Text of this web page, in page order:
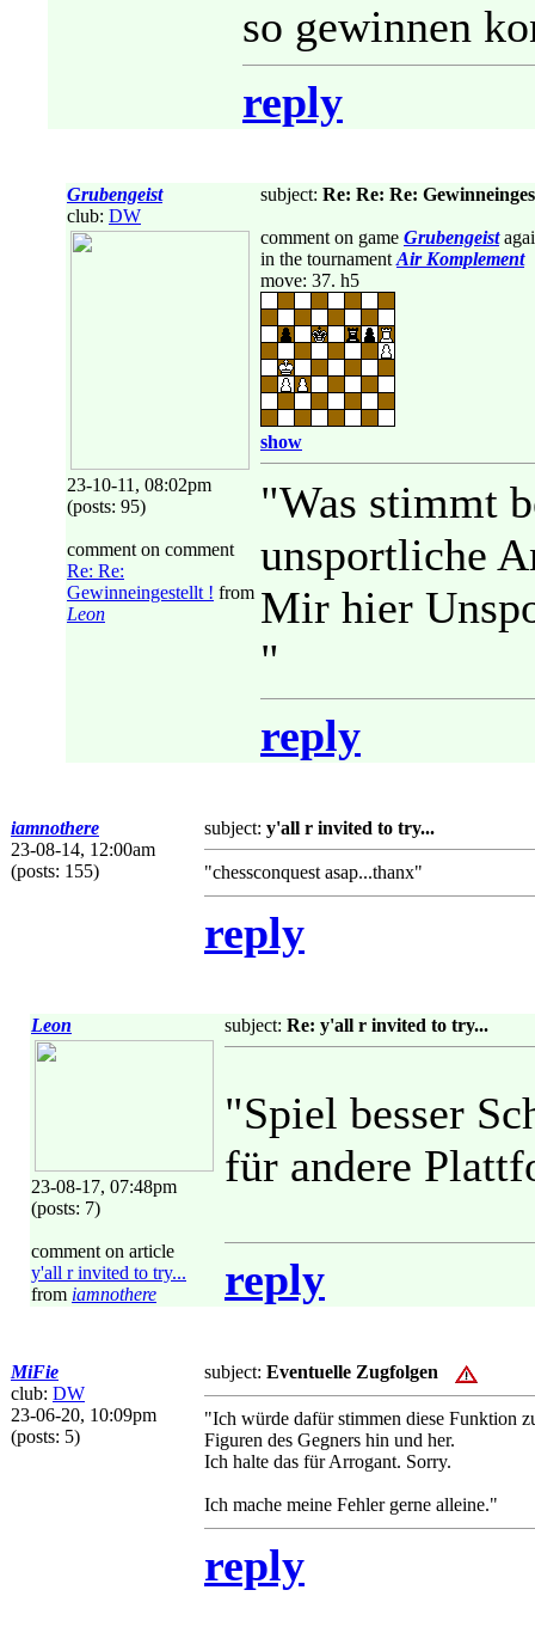
so gewinnen
reply
Grubengeist
club: DW
23-10-11, 08:02pm
(posts: 95)
comment on comment
Re: Re:
Gewinneingestellt ! from
Leon
subject: Re: Re: Re:
comment on game Grubengeist
in the tournament Air Komplement
move: 37. h5
show
"Was stimmt
unsportliche
Mir hier
"
reply
iamnothere
23-08-14, 12:00am
(posts: 155)
subject: y'all r invited to try...
"chessconquest asap...thanx"
reply
Leon
23-08-17, 07:48pm
(posts: 7)
comment on article
y'all r invited to try...
from iamnothere
subject: Re: y'all r invited to try...
"Spiel besser
für andere
reply
MiFie
club: DW
23-06-20, 10:09pm
(posts: 5)
subject: Eventuelle Zugfolgen
"Ich würde dafür stimmen diese Funktion
Figuren des Gegners hin und her.
Ich halte das für Arrogant. Sorry.
Ich mache meine Fehler gerne alleine."
reply